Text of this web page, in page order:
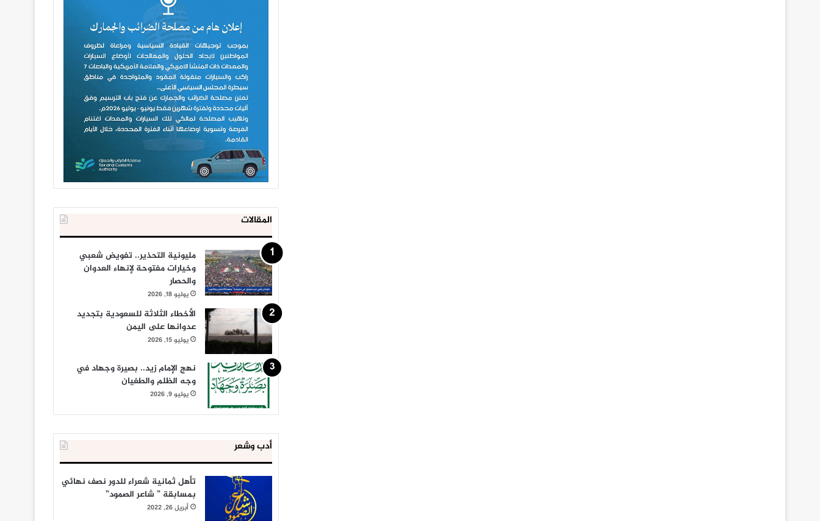
المقالات
مليونية التحذير.. تفويض شعبي
وخيارات مفتوحة لإنهاء العدوان
والحصار
يوليو 18, 2026
الأخطاء الثلاثة للسعودية بتجديد
عدوانها على اليمن
يوليو 15, 2026
نهج الإمام زيد.. بصيرة وجهاد في
وجه الظلم والطغيان
يوليو 9, 2026
أدب وشعر
تأهل ثمانية شعراء للدور نصف نهائي
بمسابقة ” شاعر الصمود”
أبريل 26, 2022